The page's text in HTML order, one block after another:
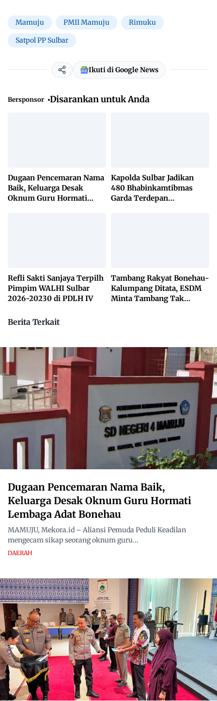
Mamuju PMII Mamuju Rimuku
Satpol PP Sulbar
Ikuti di Google News
Bersponsor Disarankan untuk Anda
Dugaan Pencemaran Nama
Baik, Keluarga Desak
Oknum Guru Hormati
Kapolda Sulbar Jadikan
480 Bhabinkamtibmas
Garda Terdepan
Refli Sakti Sanjaya Terpilh
Pimpim WALHI Sulbar
2026-20230 di PDLH IV
Tambang Rakyat Bonehau-
Kalumpang Ditata, ESDM
Minta Tambang Tak
Berita Terkait
Dugaan Pencemaran Nama Baik,
Keluarga Desak Oknum Guru Hormati
Lembaga Adat Bonehau
MAMUJU, Mekora.id – Aliansi Pemuda Peduli Keadilan
mengecam sikap seorang oknum guru...
DAERAH